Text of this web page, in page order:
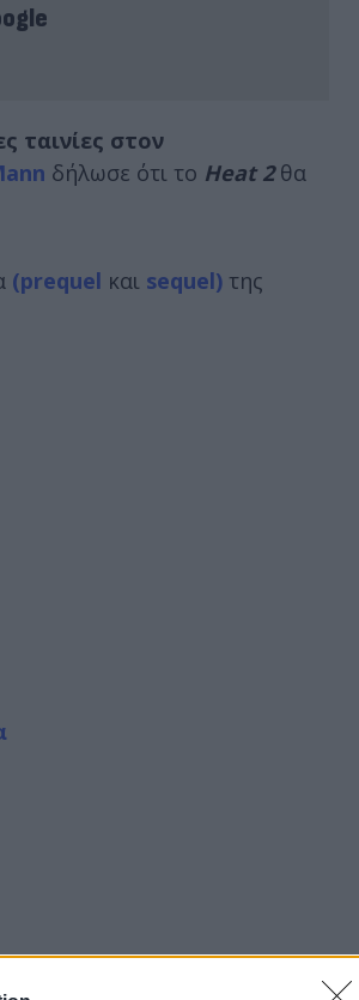
ταινίες στον
δήλωσε ότι το Heat 2 θα
(prequel και sequel) της